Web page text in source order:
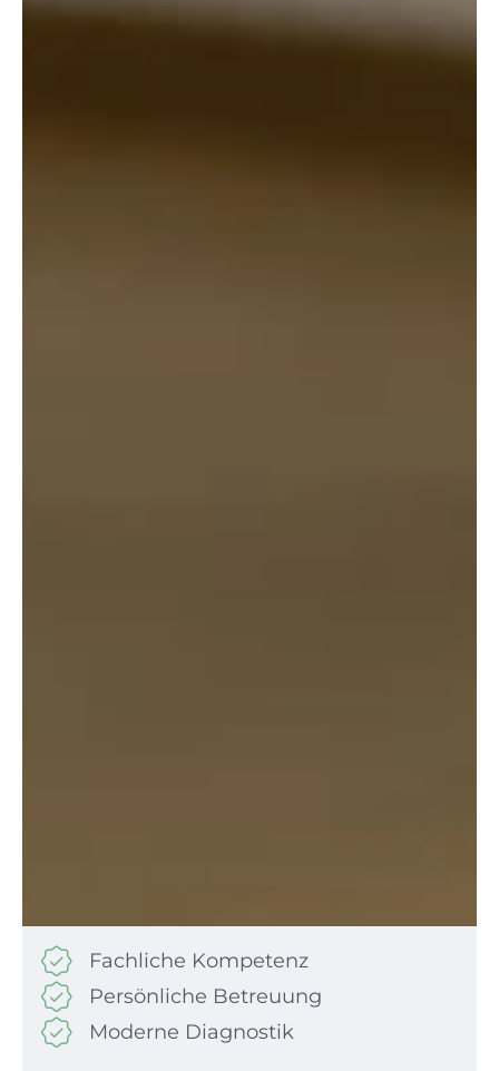
Fachliche Kompetenz
Persönliche Betreuung
Moderne Diagnostik